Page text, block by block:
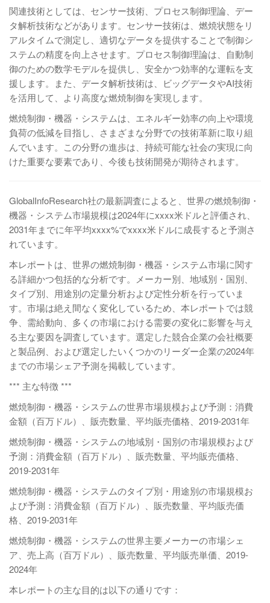
関連技術としては、センサー技術、プロセス制御理論、デー
タ解析技術などがあります。センサー技術は、燃焼状態をリ
アルタイムで測定し、適切なデータを提供することで制御シ
ステムの精度を向上させます。プロセス制御理論は、自動制
御のための数学モデルを提供し、安全かつ効率的な運転を支
援します。また、データ解析技術は、ビッグデータやAI技術
を活用して、より高度な燃焼制御を実現します。
燃焼制御・機器・システムは、エネルギー効率の向上や環境
負荷の低減を目指し、さまざまな分野での技術革新に取り組
んでいます。この分野の進歩は、持続可能な社会の実現に向
けた重要な要素であり、今後も技術開発が期待されます。
GlobalInfoResearch社の最新調査によると、世界の燃焼制御・
機器・システム市場規模は2024年にxxxx米ドルと評価され、
2031年までに年平均xxxx%でxxxx米ドルに成長すると予測さ
れています。
本レポートは、世界の燃焼制御・機器・システム市場に関す
る詳細かつ包括的な分析です。メーカー別、地域別・国別、
タイプ別、用途別の定量分析および定性分析を行っていま
す。市場は絶え間なく変化しているため、本レポートでは競
争、需給動向、多くの市場における需要の変化に影響を与え
る主な要因を調査しています。選定した競合企業の会社概要
と製品例、および選定したいくつかのリーダー企業の2024年
までの市場シェア予測を掲載しています。
*** 主な特徴 ***
燃焼制御・機器・システムの世界市場規模および予測：消費
金額（百万ドル）、販売数量、平均販売価格、2019-2031年
燃焼制御・機器・システムの地域別・国別の市場規模および
予測：消費金額（百万ドル）、販売数量、平均販売価格、
2019-2031年
燃焼制御・機器・システムのタイプ別・用途別の市場規模お
よび予測：消費金額（百万ドル）、販売数量、平均販売価
格、2019-2031年
燃焼制御・機器・システムの世界主要メーカーの市場シェ
ア、売上高（百万ドル）、販売数量、平均販売単価、2019-
2024年
本レポートの主な目的は以下の通りです：